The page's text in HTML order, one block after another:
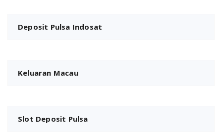
Deposit Pulsa Indosat
Keluaran Macau
Slot Deposit Pulsa